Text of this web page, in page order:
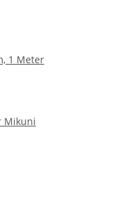
1 Meter